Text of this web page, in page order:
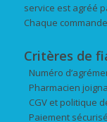
service est agréé
Chaque
Critères de
Numéro
Pharmacien
CGV et politique
Paiement